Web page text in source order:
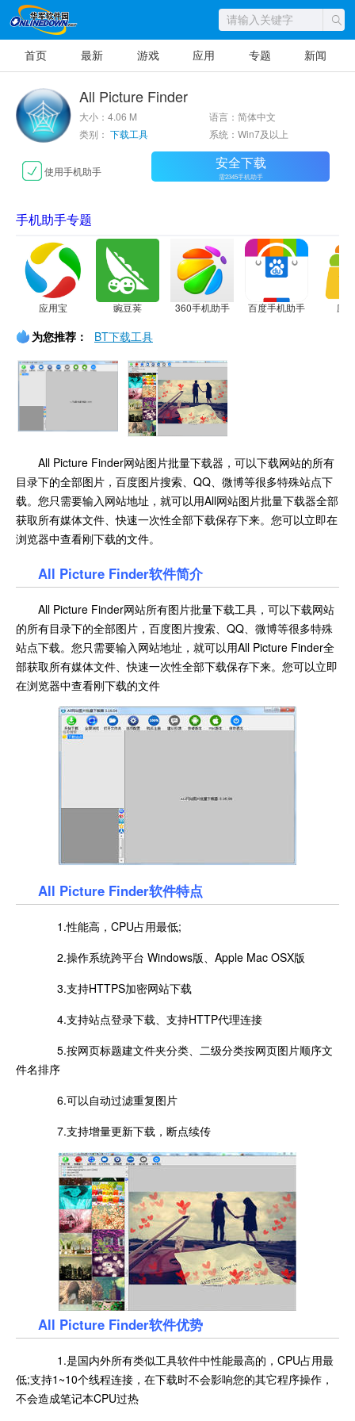
首页 最新 游戏 应用 专题 新闻
All Picture Finder
大小：4.06 M
语言：简体中文
类别： 下载工具 系统：Win7及以上
使用手机助手 安全下载
需2345手机助手
手机助手专题
应用宝 豌豆荚 360手机助手 百度手机助手 应
为您推荐： BT下载工具
All Picture Finder网站图片批量下载器，可以下载网站的所有
目录下的全部图片，百度图片搜索、QQ、微博等很多特殊站点下
载。您只需要输入网站地址，就可以用All网站图片批量下载器全部
获取所有媒体文件、快速一次性全部下载保存下来。您可以立即在
浏览器中查看刚下载的文件。
All Picture Finder软件简介
All Picture Finder网站所有图片批量下载工具，可以下载网站
的所有目录下的全部图片，百度图片搜索、QQ、微博等很多特殊
站点下载。您只需要输入网站地址，就可以用All Picture Finder全
部获取所有媒体文件、快速一次性全部下载保存下来。您可以立即
在浏览器中查看刚下载的文件
All Picture Finder软件特点
1.性能高，CPU占用最低;
2.操作系统跨平台 Windows版、Apple Mac OSX版
3.支持HTTPS加密网站下载
4.支持站点登录下载、支持HTTP代理连接
5.按网页标题建文件夹分类、二级分类按网页图片顺序文
件名排序
6.可以自动过滤重复图片
7.支持增量更新下载，断点续传
All Picture Finder软件优势
1.是国内外所有类似工具软件中性能最高的，CPU占用最
低;支持1~10个线程连接，在下载时不会影响您的其它程序操作，
不会造成笔记本CPU过热